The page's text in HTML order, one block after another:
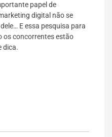
papel de
digital não se
E essa pesquisa para
os concorrentes estão
dica.